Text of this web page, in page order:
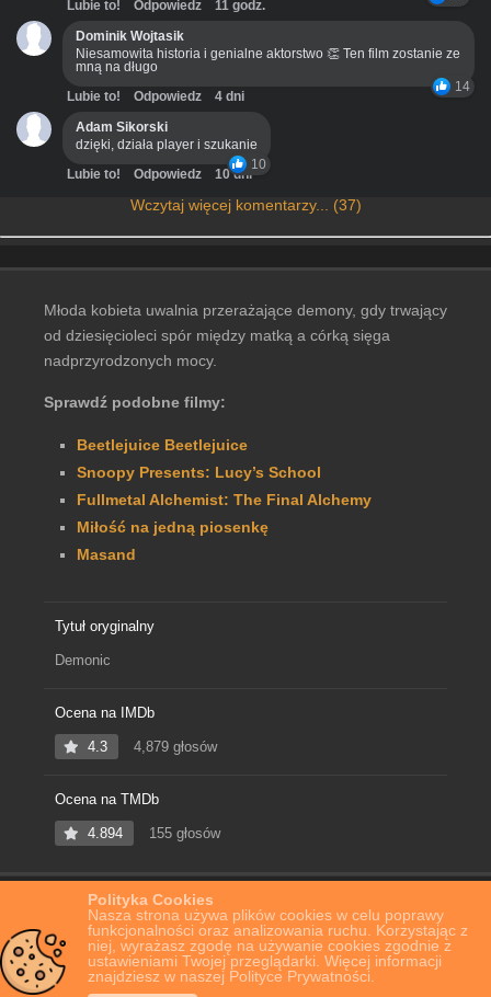
Polityka Cookies
Nasza strona używa plików cookies w celu poprawy
funkcjonalności oraz analizowania ruchu. Korzystając z
niej, wyrażasz zgodę na używanie cookies zgodnie z
ustawieniami Twojej przeglądarki. Więcej informacji
znajdziesz w naszej Polityce Prywatności.
Lubie to! Odpowiedz
11 godz.
Dominik Wojtasik
Niesamowita historia i genialne aktorstwo 👏 Ten film zostanie ze
mną na długo
14
Lubie to! Odpowiedz
4 dni
Adam Sikorski
dzięki, działa player i szukanie
10
Lubie to! Odpowiedz 10 dni
Wczytaj więcej komentarzy... (37)
Młoda kobieta uwalnia przerażające demony, gdy trwający
od dziesięcioleci spór między matką a córką sięga
nadprzyrodzonych mocy.
Sprawdź podobne filmy:
Beetlejuice Beetlejuice
Snoopy Presents: Lucy’s School
Fullmetal Alchemist: The Final Alchemy
Miłość na jedną piosenkę
Masand
Tytuł oryginalny
Demonic
Ocena na IMDb
4.3 4,879 głosów
Ocena na TMDb
4.894 155 głosów
Film Online Demonic